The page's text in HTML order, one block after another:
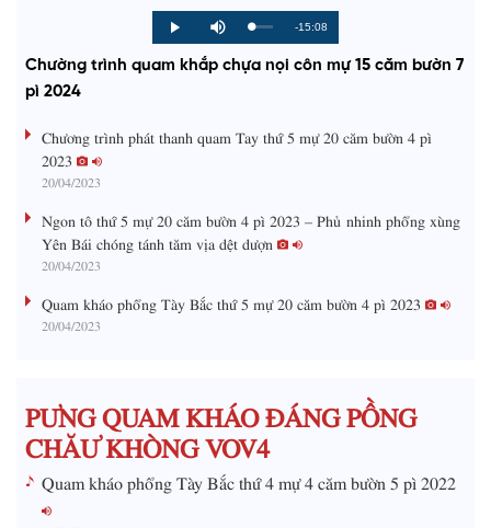
P
l
M
u
e
L
d
e
P
r
g
%
R
e
i
e
-15:08
Chường trình quam khắp chựa nọi côn mự 15 căm bườn 7
pì 2024
Chương trình phát thanh quam Tay thứ 5 mự 20 căm bườn 4 pì
2023
20/04/2023
Ngon tô thứ 5 mự 20 căm bườn 4 pì 2023 – Phủ nhinh phổng xùng
Yên Bái chóng tánh tăm vịa dệt dượn
20/04/2023
Quam kháo phổng Tày Bắc thứ 5 mự 20 căm bườn 4 pì 2023
20/04/2023
PƯNG QUAM KHÁO ĐÁNG PỒNG
CHĂƯ KHÒNG VOV4
Quam kháo phổng Tày Bắc thứ 4 mự 4 căm bườn 5 pì 2022